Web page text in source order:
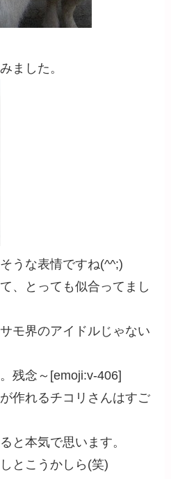
ました。
うな表情ですね(^^;)
、とっても似合ってまし
モ界のアイドルじゃない
残念～[emoji:v-406]
作れるチコリさんはすご
と本気で思います。
とこうかしら(笑)